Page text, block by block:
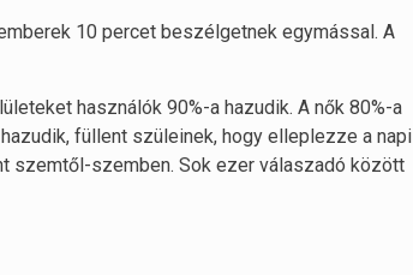
10 percet beszélgetnek egymással. A
használók 90%-a hazudik. A nők 80%-a
füllent szüleinek, hogy elleplezze a napi
szemtől-szemben. Sok ezer válaszadó között